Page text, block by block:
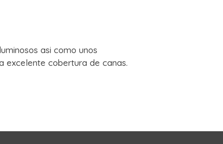
asi como unos
excelente cobertura de canas.